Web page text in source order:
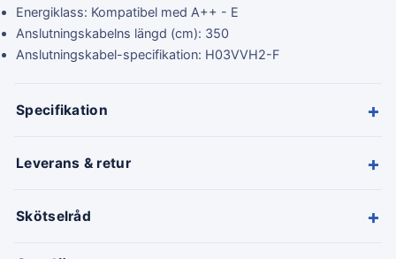
Energiklass: Kompatibel med A++ - E
Anslutningskabelns längd (cm): 350
Anslutningskabel-specifikation: H03VVH2-F
Specifikation +
Leverans & retur +
Skötselråd +